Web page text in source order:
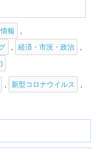
報
経済・市況・政治
新型コロナウイルス